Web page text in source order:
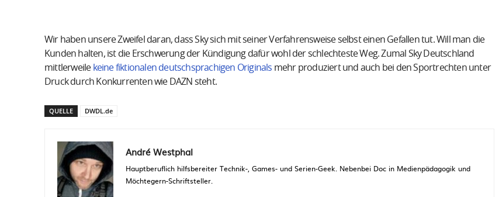
Wir haben unsere Zweifel daran, dass Sky sich mit seiner Verfahrensweise selbst einen Gefallen tut. Will man die
Kunden halten, ist die Erschwerung der Kündigung dafür wohl der schlechteste Weg. Zumal Sky Deutschland
mittlerweile keine fiktionalen deutschsprachigen Originals mehr produziert und auch bei den Sportrechten unter
Druck durch Konkurrenten wie DAZN steht.
QUELLE DWDL.de
André Westphal
Hauptberuflich hilfsbereiter Technik-, Games- und Serien-Geek. Nebenbei Doc in Medienpädagogik und
Möchtegern-Schriftsteller.